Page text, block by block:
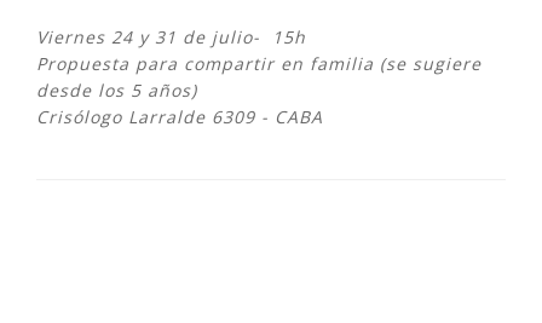
Viernes 24 y 31 de julio- 15h
Propuesta para compartir en familia (se sugiere
desde los 5 años)
Crisólogo Larralde 6309 - CABA